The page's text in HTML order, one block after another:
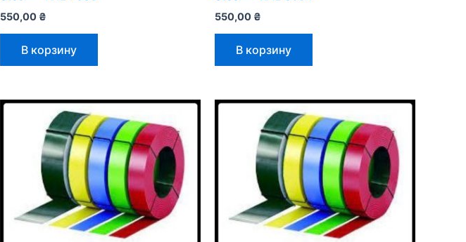
550,00 ₴
В корзину
550,00 ₴
В корзину